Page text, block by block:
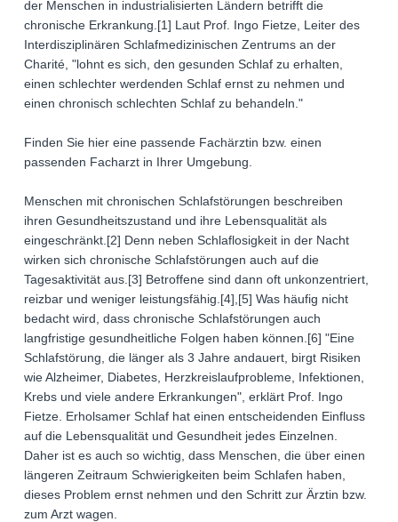
der Menschen in industrialisierten Ländern betrifft die
chronische Erkrankung.[1] Laut Prof. Ingo Fietze, Leiter des
Interdisziplinären Schlafmedizinischen Zentrums an der
Charité, "lohnt es sich, den gesunden Schlaf zu erhalten,
einen schlechter werdenden Schlaf ernst zu nehmen und
einen chronisch schlechten Schlaf zu behandeln."
Finden Sie hier eine passende Fachärztin bzw. einen
passenden Facharzt in Ihrer Umgebung.
Menschen mit chronischen Schlafstörungen beschreiben
ihren Gesundheitszustand und ihre Lebensqualität als
eingeschränkt.[2] Denn neben Schlaflosigkeit in der Nacht
wirken sich chronische Schlafstörungen auch auf die
Tagesaktivität aus.[3] Betroffene sind dann oft unkonzentriert,
reizbar und weniger leistungsfähig.[4],[5] Was häufig nicht
bedacht wird, dass chronische Schlafstörungen auch
langfristige gesundheitliche Folgen haben können.[6] "Eine
Schlafstörung, die länger als 3 Jahre andauert, birgt Risiken
wie Alzheimer, Diabetes, Herzkreislaufprobleme, Infektionen,
Krebs und viele andere Erkrankungen", erklärt Prof. Ingo
Fietze. Erholsamer Schlaf hat einen entscheidenden Einfluss
auf die Lebensqualität und Gesundheit jedes Einzelnen.
Daher ist es auch so wichtig, dass Menschen, die über einen
längeren Zeitraum Schwierigkeiten beim Schlafen haben,
dieses Problem ernst nehmen und den Schritt zur Ärztin bzw.
zum Arzt wagen.